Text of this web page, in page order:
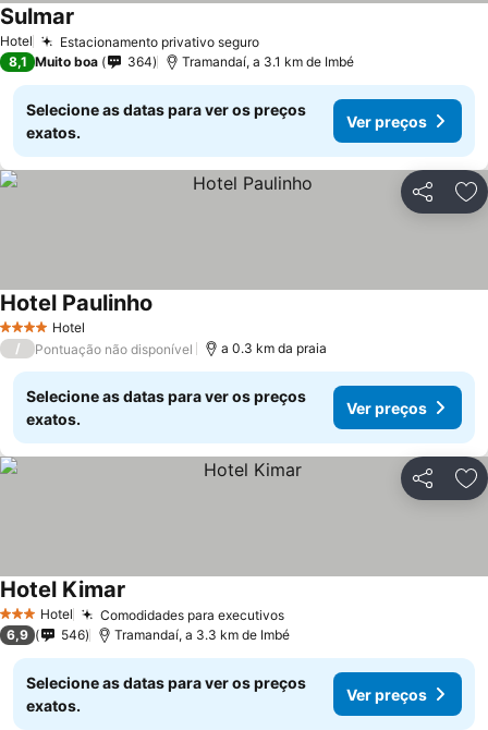
Hotel Estacionamento privativo seguro
Sulmar
8,1 Muito boa 364 Tramandaí, a 3.1 km de Imbé
Selecione as datas para ver os preços
exatos.
Ver preços
Partilhar
4 EstrelasHotel
Hotel Paulinho
/ Pontuação não disponível a 0.3 km da praia
Selecione as datas para ver os preços
exatos.
Ver preços
Partilhar
3 EstrelasHotel Comodidades para executivos
Hotel Kimar
6,9 546 Tramandaí, a 3.3 km de Imbé
Selecione as datas para ver os preços
exatos.
Ver preços